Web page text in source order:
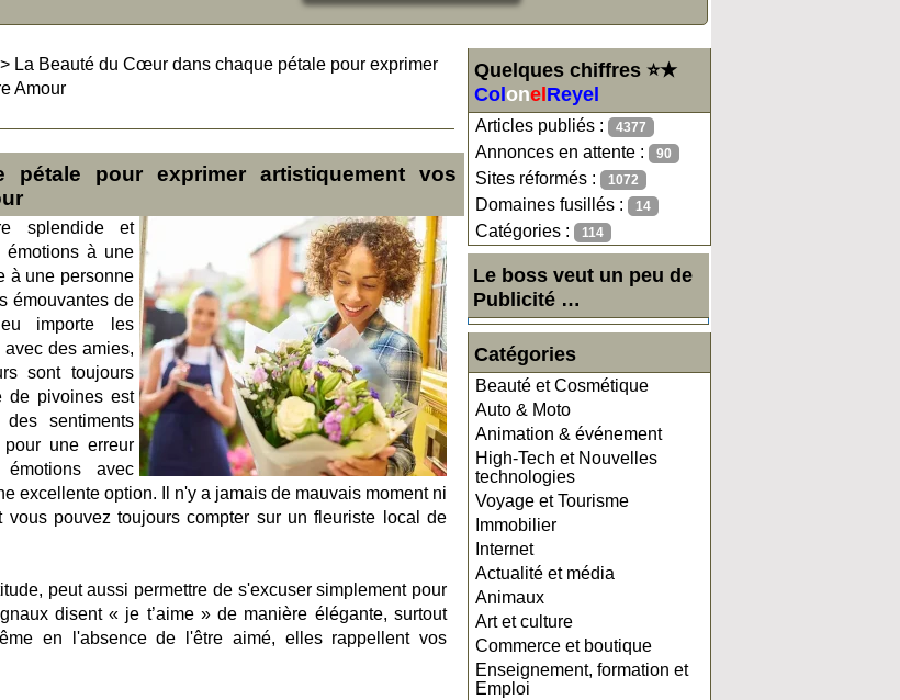
Quelques chiffres ⭐★
Col onel Reyel
Articles publiés : 4377
Annonces en attente : 90
Sites réformés : 1072
Domaines fusillés : 14
Catégories : 114
Le boss veut un peu de
Publicité …
Catégories
Beauté et Cosmétique
Auto & Moto
Animation & événement
High-Tech et Nouvelles
technologies
Voyage et Tourisme
Immobilier
Internet
Actualité et média
Animaux
Art et culture
Commerce et boutique
Enseignement, formation et
Emploi
> La Beauté du Cœur dans chaque pétale pour exprimer
Amour
pour exprimer artistiquement vos
splendide et
émotions à une
à une personne
émouvantes de
importe les
des amies,
sont toujours
de pivoines est
sentiments
une erreur
avec
excellente option. Il n'y a jamais de mauvais moment ni
pouvez toujours compter sur un fleuriste local de
peut aussi permettre de s'excuser simplement pour
disent « je t’aime » de manière élégante, surtout
en l'absence de l'être aimé, elles rappellent vos